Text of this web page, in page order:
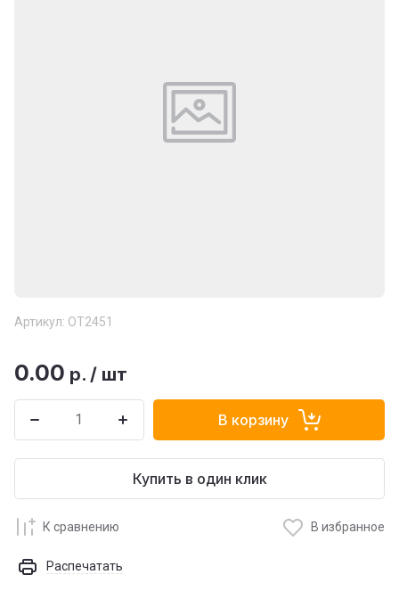
Артикул: ОТ2451
0.00 р. / шт
В корзину
Купить в один клик
К сравнению В избранное
Распечатать